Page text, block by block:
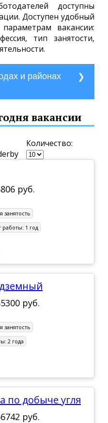
доступны
Доступен удобный
вакансии:
тип занятости,
и районах
вакансии
Количество:
руб.
занятость
работы: 1 год
руб.
занятость
2 года
по добыче угля
руб.